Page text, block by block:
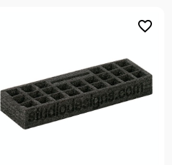
favorite_border